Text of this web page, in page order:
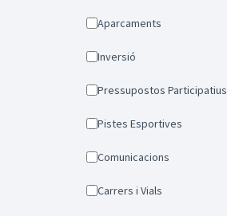
Aparcaments
Inversió
Pressupostos Participatius
Pistes Esportives
Comunicacions
Carrers i Vials